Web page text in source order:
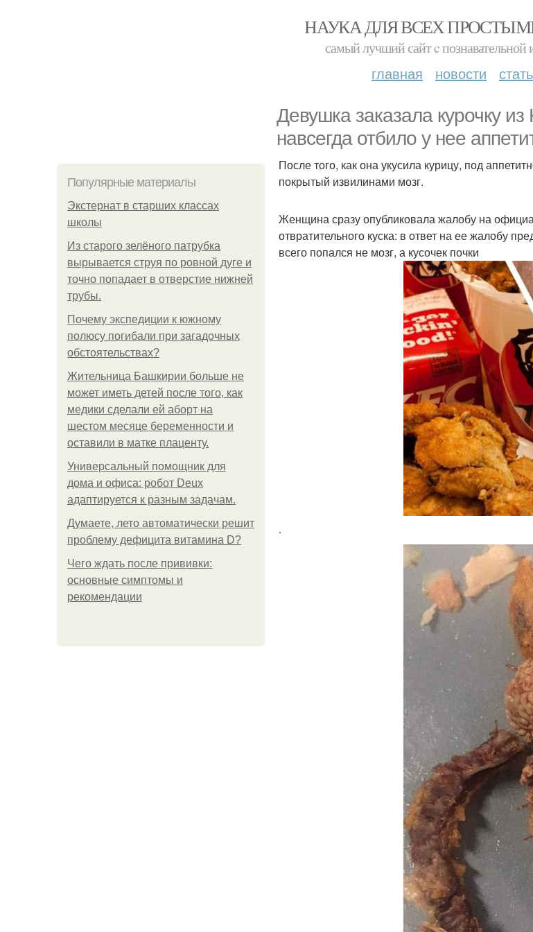
НАУКА ДЛЯ ВСЕХ
самый лучший сайт c
главная новости
Девушка заказала курочку
навсегда отбило у нее
Популярные материалы
Экстернат в старших классах
школы
Из старого зелёного патрубка
вырывается струя по ровной дуге и
точно попадает в отверстие нижней
трубы.
Почему экспедиции к южному
полюсу погибали при загадочных
обстоятельствах?
Жительница Башкирии больше не
может иметь детей после того, как
медики сделали ей аборт на
шестом месяце беременности и
оставили в матке плаценту.
Универсальный помощник для
дома и офиса: робот Deux
адаптируется к разным задачам.
Думаете, лето автоматически решит
проблему дефицита витамина D?
Чего ждать после прививки:
основные симптомы и
рекомендации
После того, как она укусила курицу, под
покрытый извилинами мозг.
Женщина сразу опубликовала жалобу на
отвратительного куска: в ответ на ее жалобу
всего попался не мозг, а кусочек почки
.